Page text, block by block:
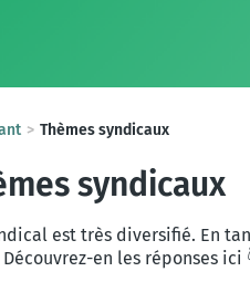
Thèmes syndicaux
syndicaux
est très diversifié. En
en les réponses ici